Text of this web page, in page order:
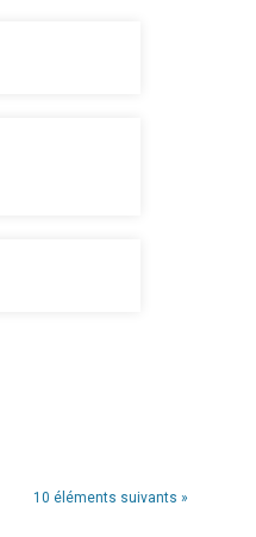
10 éléments suivants »